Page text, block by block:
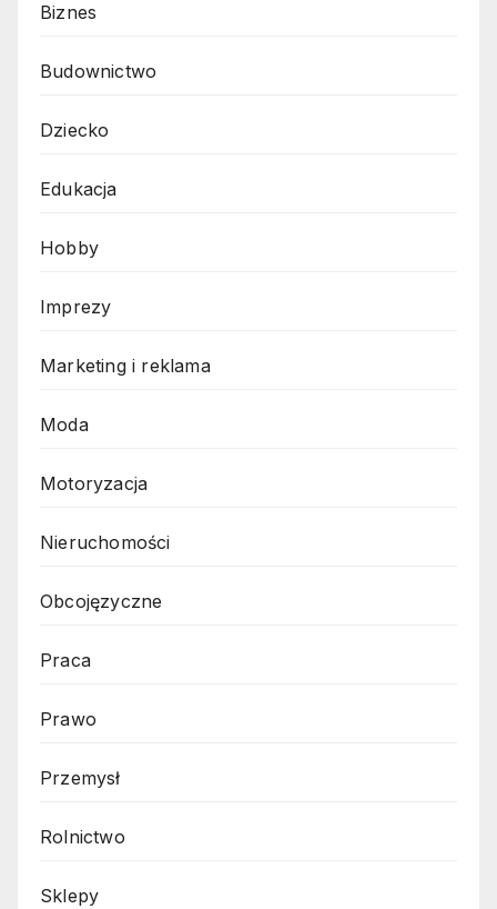
Biznes
Budownictwo
Dziecko
Edukacja
Hobby
Imprezy
Marketing i reklama
Moda
Motoryzacja
Nieruchomości
Obcojęzyczne
Praca
Prawo
Przemysł
Rolnictwo
Sklepy